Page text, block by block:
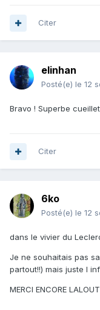
Citer
elinhan
Posté(e) le 12
Bravo ! Superbe
Citer
6ko
Posté(e) le 12
dans le vivier du
Je ne souhaitais pas
partout!!) mais juste l
MERCI ENCORE